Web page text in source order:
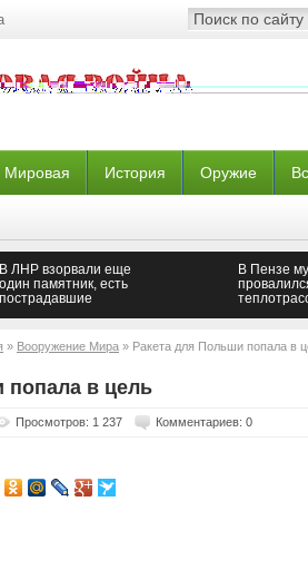
Мировая История Оружие
В ЛНР взорвали еще
один памятник, есть
пострадавшие
В Пензе
» Вооружение Мира » Ракета для Польши попала в
попала в цель
Просмотров: 1 237 Комментариев: 0